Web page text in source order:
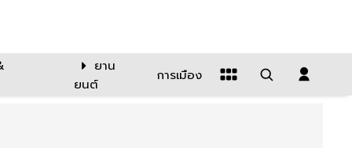
ยาน
ยนต์
การเมือง